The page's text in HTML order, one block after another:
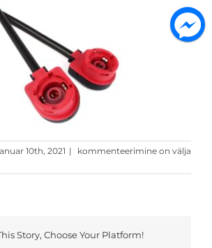
10th, 2021 |
D2S
kommenteerimine on välja
Story, Choose Your Platform!